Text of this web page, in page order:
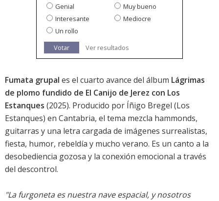
Genial
Muy bueno
Interesante
Mediocre
Un rollo
Votar
Ver resultados
Fumata grupal es el cuarto avance del álbum Lágrimas
de plomo fundido de El Canijo de Jerez con Los
Estanques (2025). Producido por Íñigo Bregel (Los
Estanques) en Cantabria, el tema mezcla hammonds,
guitarras y una letra cargada de imágenes surrealistas,
fiesta, humor, rebeldía y mucho verano. Es un canto a la
desobediencia gozosa y la conexión emocional a través
del descontrol.
"La furgoneta es nuestra nave espacial, y nosotros